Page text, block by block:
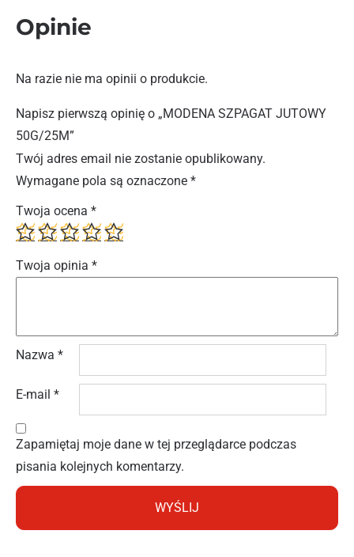
Opinie
Na razie nie ma opinii o produkcie.
Napisz pierwszą opinię o „MODENA SZPAGAT JUTOWY
50G/25M”
Twój adres email nie zostanie opublikowany.
Wymagane pola są oznaczone *
Twoja ocena *
Twoja opinia *
Nazwa *
E-mail *
Zapamiętaj moje dane w tej przeglądarce podczas
pisania kolejnych komentarzy.